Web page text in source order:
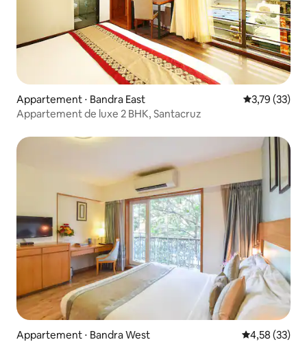
Appartement ⋅ Bandra East Évaluation
3,79 (33)
Appartement de luxe 2 BHK, Santacruz
Appartement ⋅ Bandra West Évaluation
4,58 (33)